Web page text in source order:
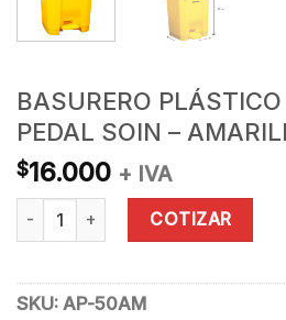
BASURERO
PEDAL SOIN –
$16.000 + IVA
BASURERO PLÁSTICO 50 L CON
COTIZAR
SKU: AP-50AM